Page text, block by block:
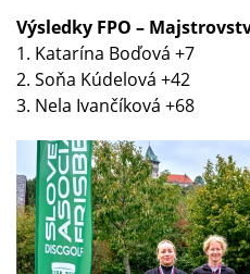
Výsledky FPO –
1. Katarína Boďová +7
2. Soňa Kúdelová +42
3. Nela Ivančíková +68